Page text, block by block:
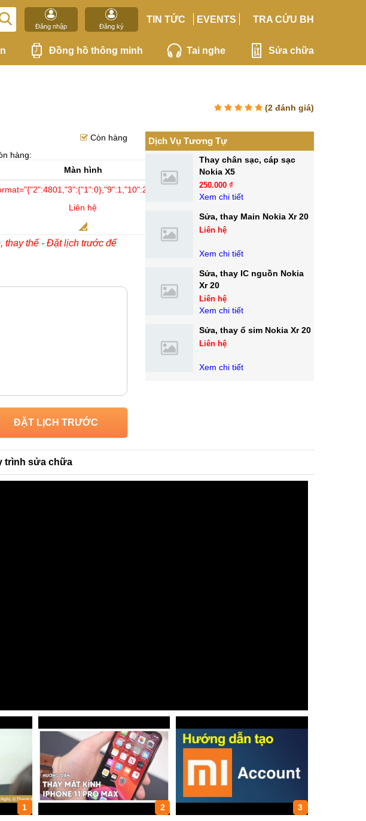
Đăng nhập Đăng ký
TIN TỨC EVENTS TRA CỨU BH
Đồng hồ thông minh Tai nghe Sửa chữa
(2 đánh giá)
Còn hàng
hàng:
Màn hình
Linh
serif"}">
Liên hệ
hãng
thay thế - Đặt lịch trước để
ĐẶT LỊCH TRƯỚC
Dịch Vụ Tương Tự
Thay chân sạc, cáp sạc
Nokia X5
250.000 ₫
Xem chi tiết
Sửa, thay Main Nokia Xr 20
Liên hệ
Xem chi tiết
Sửa, thay IC nguồn Nokia
Xr 20
Liên hệ
Xem chi tiết
Sửa, thay ổ sim Nokia Xr 20
Liên hệ
Xem chi tiết
trình sửa chữa
1 2 3